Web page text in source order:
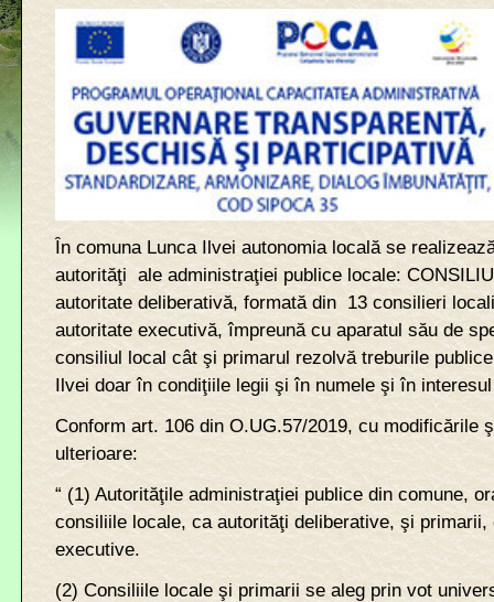
În comuna Lunca Ilvei autonomia locală se
autorităţi ale administraţiei publice locale:
autoritate deliberativă, formată din 13 consilieri
autoritate executivă, împreună cu aparatul său de
consiliul local cât şi primarul rezolvă treburile
Ilvei doar în condiţiile legii şi în numele şi în
Conform art. 106 din O.UG.57/2019, cu modificările
ulterioare:
“ (1) Autorităţile administraţiei publice din comune,
consiliile locale, ca autorităţi deliberative, şi primarii,
executive.
(2) Consiliile locale şi primarii se aleg prin vot